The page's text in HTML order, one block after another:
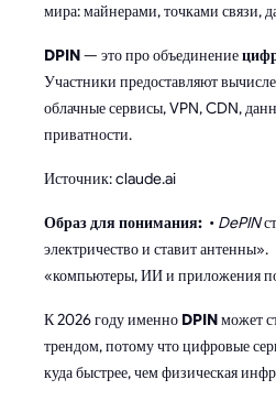
мира: майнерами, точками связи,
DPIN— это про объединение
Участники предоставляют
облачные сервисы, VPN, CDN,
приватности.
Источник: claude.ai
Образ для понимания: • DePIN
электричество и ставит антенны».
«компьютеры, ИИ и приложения
К 2026 году именно DPINможет
трендом, потому что цифровые
куда быстрее, чем физическая